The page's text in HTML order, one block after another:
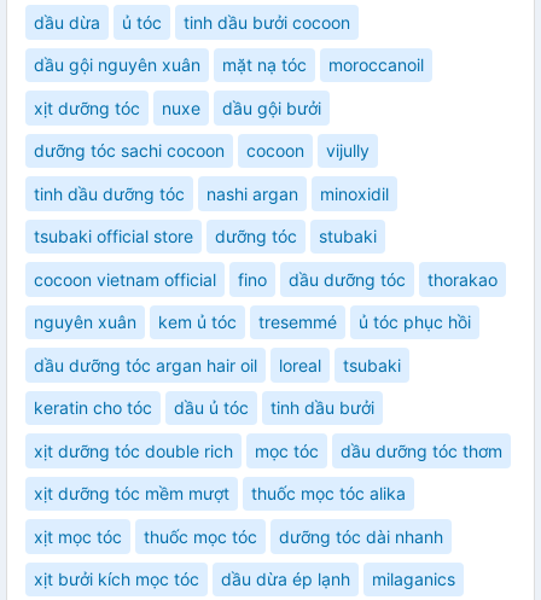
dầu dừa ủ tóc tinh dầu bưởi cocoon
dầu gội nguyên xuân mặt nạ tóc moroccanoil
xịt dưỡng tóc nuxe dầu gội bưởi
dưỡng tóc sachi cocoon cocoon vijully
tinh dầu dưỡng tóc nashi argan minoxidil
tsubaki official store dưỡng tóc stubaki
cocoon vietnam official fino dầu dưỡng tóc thorakao
nguyên xuân kem ủ tóc tresemmé ủ tóc phục hồi
dầu dưỡng tóc argan hair oil loreal tsubaki
keratin cho tóc dầu ủ tóc tinh dầu bưởi
xịt dưỡng tóc double rich mọc tóc dầu dưỡng tóc thơm
xịt dưỡng tóc mềm mượt thuốc mọc tóc alika
xịt mọc tóc thuốc mọc tóc dưỡng tóc dài nhanh
xịt bưởi kích mọc tóc dầu dừa ép lạnh milaganics